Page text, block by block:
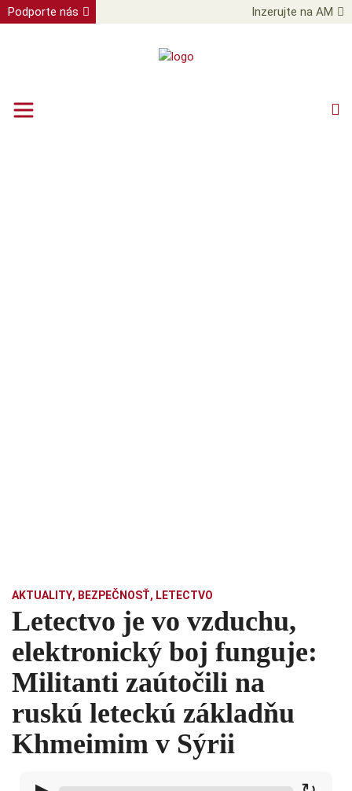
Podporte nás Inzerujte na AM
AKTUALITY, BEZPEČNOSŤ, LETECTVO
Letectvo je vo vzduchu,
elektronický boj funguje:
Militanti zaútočili na
ruskú leteckú základňu
Khmeimim v Sýrii